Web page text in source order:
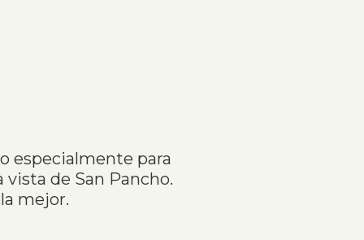
especialmente para
de San Pancho.
mejor.